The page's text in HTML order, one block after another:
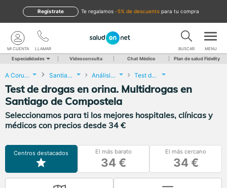
te regalamos -5% de descuento para tu compra
Regístrate
LLAMAR
MI CUENTA BUSCAR MENU
Especialidades Videoconsulta Chat Médico Plan de salud Fidelity
A Coruña Santiago de Compostela Análisis Clínicos Test de drogas en orina. Multidrogas
Test de drogas en orina. Multidrogas en
Santiago de Compostela
Seleccionamos para ti los mejores hospitales, clínicas y
médicos con precios desde 34 €
Centros destacados El más barato
34 €
El más cercano
34 €